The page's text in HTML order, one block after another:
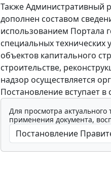
Также Административный
дополнен составом
использованием Портала
специальных технических
объектов капитального
строительстве,
надзор осуществляется
Постановление вступает в
Для просмотра
применения документа,